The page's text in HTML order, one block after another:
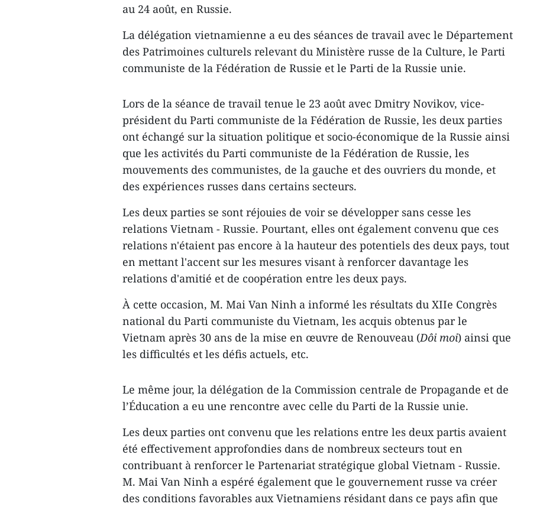
au 24 août, en Russie.
La délégation vietnamienne a eu des séances de travail avec le Département
des Patrimoines culturels relevant du Ministère russe de la Culture, le Parti
communiste de la Fédération de Russie et le Parti de la Russie unie.
Lors de la séance de travail tenue le 23 août avec Dmitry Novikov, vice-
président du Parti communiste de la Fédération de Russie, les deux parties
ont échangé sur la situation politique et socio-économique de la Russie ainsi
que les activités du Parti communiste de la Fédération de Russie, les
mouvements des communistes, de la gauche et des ouvriers du monde, et
des expériences russes dans certains secteurs.
Les deux parties se sont réjouies de voir se développer sans cesse les
relations Vietnam - Russie. Pourtant, elles ont également convenu que ces
relations n'étaient pas encore à la hauteur des potentiels des deux pays, tout
en mettant l'accent sur les mesures visant à renforcer davantage les
relations d'amitié et de coopération entre les deux pays.
À cette occasion, M. Mai Van Ninh a informé les résultats du XIIe Congrès
national du Parti communiste du Vietnam, les acquis obtenus par le
Vietnam après 30 ans de la mise en œuvre de Renouveau (Dôi moi) ainsi que
les difficultés et les défis actuels, etc.
Le même jour, la délégation de la Commission centrale de Propagande et de
l’Éducation a eu une rencontre avec celle du Parti de la Russie unie.
Les deux parties ont convenu que les relations entre les deux partis avaient
été effectivement approfondies dans de nombreux secteurs tout en
contribuant à renforcer le Partenariat stratégique global Vietnam - Russie.
M. Mai Van Ninh a espéré également que le gouvernement russe va créer
des conditions favorables aux Vietnamiens résidant dans ce pays afin que